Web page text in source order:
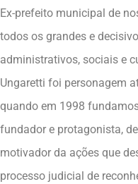
Ex-prefeito municipal de
todos os grandes e
administrativos, sociais e
Ungaretti foi personagem
quando em 1998
fundador e protagonista,
motivador da ações que
processo judicial de